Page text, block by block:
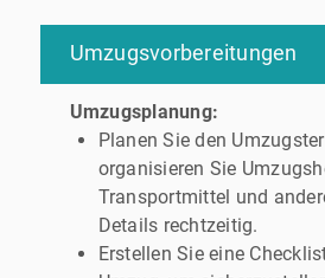
Umzugsvorbereitungen
Umzugsplanung:
Planen Sie den
organisieren Sie
Transportmittel und
Details rechtzeitig.
Erstellen Sie eine